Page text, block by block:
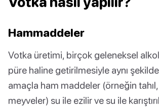
Hammaddeler
Votka üretimi, birçok geleneksel
püre haline getirilmesiyle aynı
amaçla ham maddeler (örneğin
meyveler) su ile ezilir ve su ile